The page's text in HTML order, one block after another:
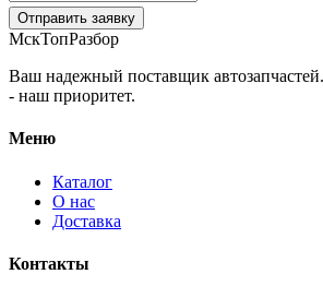
Отправить заявку
МскТопРазбор
Ваш надежный поставщик
- наш приоритет.
Меню
Каталог
О нас
Доставка
Контакты